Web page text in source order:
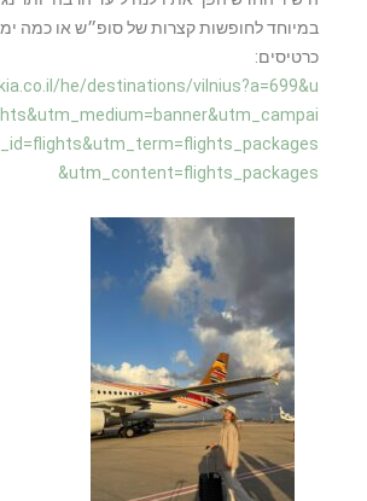
במיוחד לחופשות קצרות של סופ״ש או כמה
כרטיסים:
he/destinations/vilnius?a=699&u
&utm_content=flights_packages